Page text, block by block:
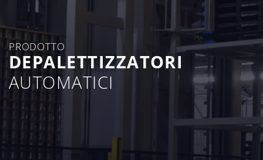
PRODOTTO
DEPALETTIZZATORI
AUTOMATICI